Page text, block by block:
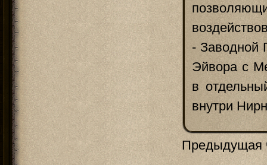
- Заводной
Эйвора с
в
внутри
Предыдущая